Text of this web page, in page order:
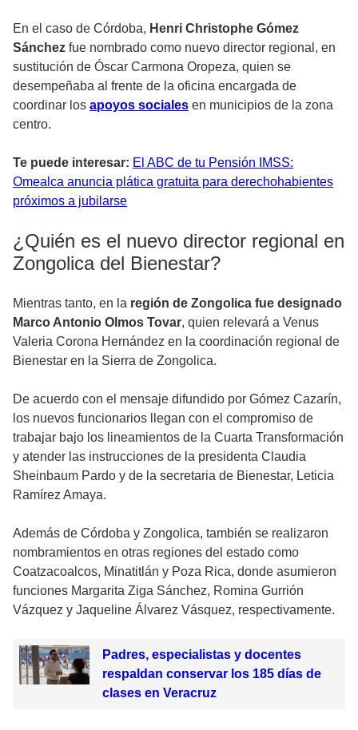
En el caso de Córdoba, Henri Christophe Gómez
Sánchez fue nombrado como nuevo director regional, en
sustitución de Óscar Carmona Oropeza, quien se
desempeñaba al frente de la oficina encargada de
coordinar los apoyos sociales en municipios de la zona
centro.
Te puede interesar: El ABC de tu Pensión IMSS:
Omealca anuncia plática gratuita para derechohabientes
próximos a jubilarse
¿Quién es el nuevo director regional en
Zongolica del Bienestar?
Mientras tanto, en la región de Zongolica fue designado
Marco Antonio Olmos Tovar, quien relevará a Venus
Valeria Corona Hernández en la coordinación regional de
Bienestar en la Sierra de Zongolica.
De acuerdo con el mensaje difundido por Gómez Cazarín,
los nuevos funcionarios llegan con el compromiso de
trabajar bajo los lineamientos de la Cuarta Transformación
y atender las instrucciones de la presidenta Claudia
Sheinbaum Pardo y de la secretaria de Bienestar, Leticia
Ramírez Amaya.
Además de Córdoba y Zongolica, también se realizaron
nombramientos en otras regiones del estado como
Coatzacoalcos, Minatitlán y Poza Rica, donde asumieron
funciones Margarita Ziga Sánchez, Romina Gurrión
Vázquez y Jaqueline Álvarez Vásquez, respectivamente.
Padres, especialistas y docentes
respaldan conservar los 185 días de
clases en Veracruz